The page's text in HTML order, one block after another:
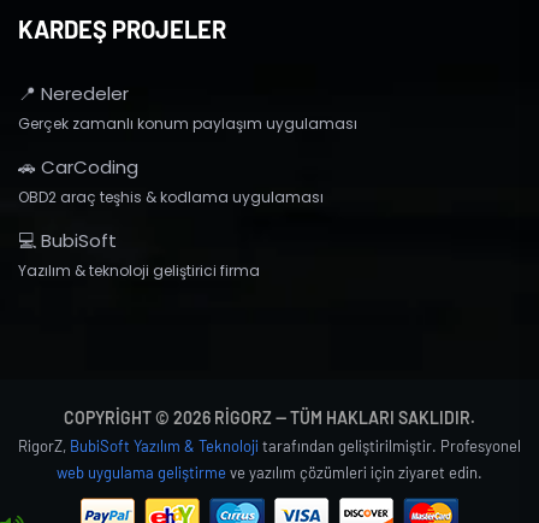
KARDEŞ PROJELER
📍 Neredeler
Gerçek zamanlı konum paylaşım uygulaması
🚗 CarCoding
OBD2 araç teşhis & kodlama uygulaması
💻 BubiSoft
Yazılım & teknoloji geliştirici firma
COPYRIGHT © 2026 RIGORZ — TÜM HAKLARI SAKLIDIR.
RigorZ, BubiSoft Yazılım & Teknoloji tarafından geliştirilmiştir. Profesyonel
web uygulama geliştirmeve yazılım çözümleri için ziyaret edin.